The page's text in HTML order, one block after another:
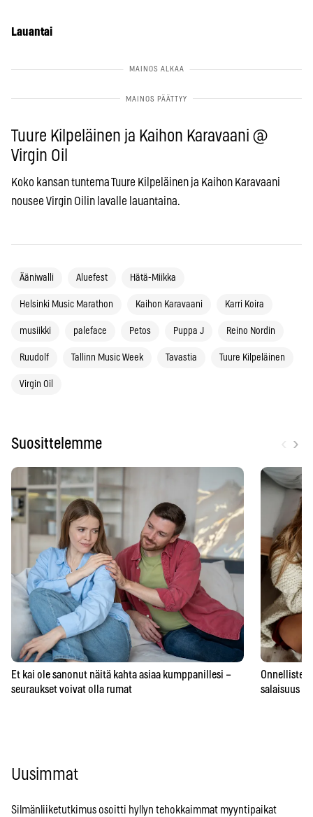
Lauantai
Tuure Kilpeläinen ja Kaihon Karavaani @
Virgin Oil
Koko kansan tuntema Tuure Kilpeläinen ja Kaihon Karavaani
nousee Virgin Oilin lavalle lauantaina.
Ääniwalli Aluefest Hätä-Miikka
Helsinki Music Marathon Kaihon Karavaani Karri Koira
musiikki paleface Petos Puppa J Reino Nordin
Ruudolf Tallinn Music Week Tavastia Tuure Kilpeläinen
Virgin Oil
Suosittelemme ›
Et kai ole sanonut näitä kahta asiaa kumppanillesi –
seuraukset voivat olla rumat
Onnellisten
salaisuus –
Uusimmat
Silmänliiketutkimus osoitti hyllyn tehokkaimmat myyntipaikat